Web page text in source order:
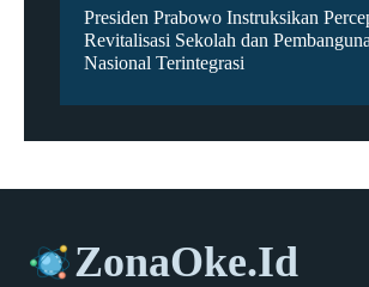
Presiden Prabowo Instruksikan
Revitalisasi Sekolah dan
Nasional Terintegrasi
ZonaOke.Id